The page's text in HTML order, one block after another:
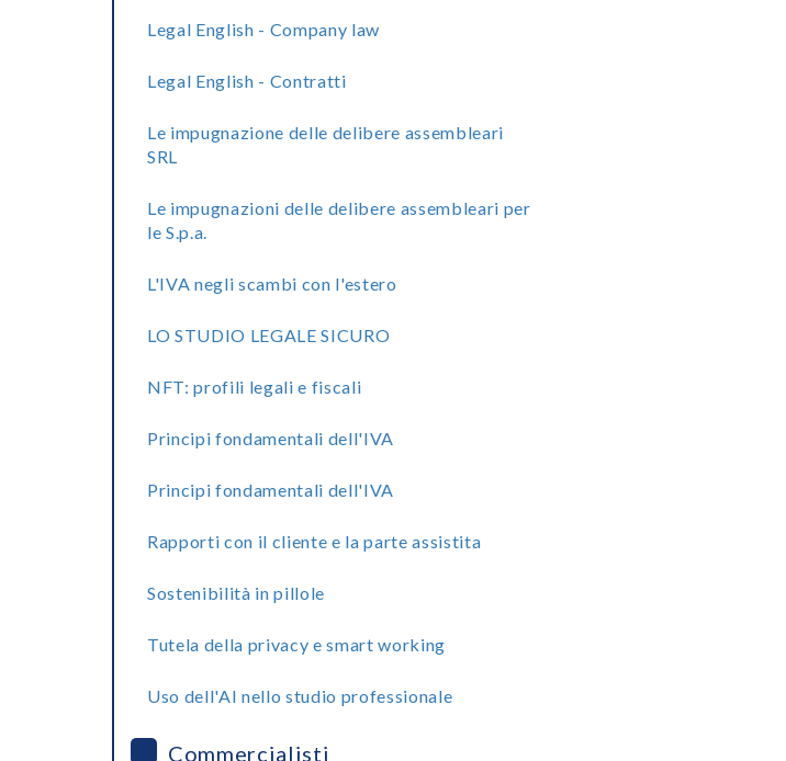
Legal English - Company law
Legal English - Contratti
Le impugnazione delle delibere assembleari
SRL
Le impugnazioni delle delibere assembleari per
le S.p.a.
L'IVA negli scambi con l'estero
LO STUDIO LEGALE SICURO
NFT: profili legali e fiscali
Principi fondamentali dell'IVA
Principi fondamentali dell'IVA
Rapporti con il cliente e la parte assistita
Sostenibilità in pillole
Tutela della privacy e smart working
Uso dell'AI nello studio professionale
Commercialisti